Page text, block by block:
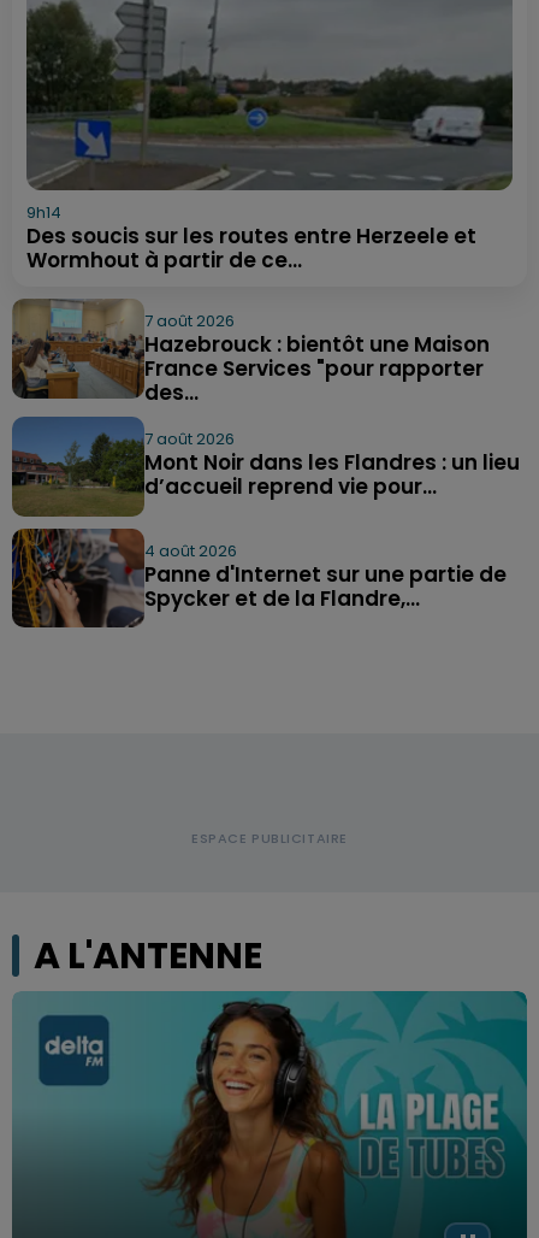
9h14
Des soucis sur les routes entre Herzeele et
Wormhout à partir de ce...
7 août 2026
Hazebrouck : bientôt une Maison
France Services "pour rapporter
des...
7 août 2026
Mont Noir dans les Flandres : un lieu
d’accueil reprend vie pour...
4 août 2026
Panne d'Internet sur une partie de
Spycker et de la Flandre,...
A L'ANTENNE